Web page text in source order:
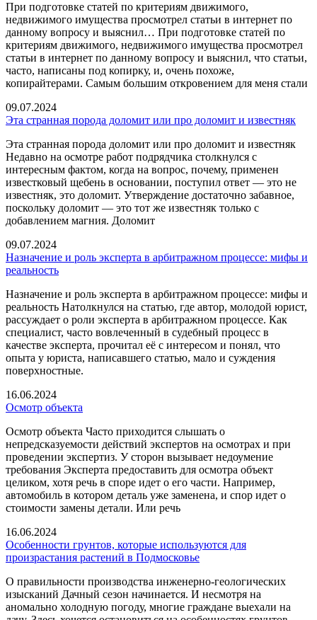
При подготовке статей по критериям движимого,
недвижимого имущества просмотрел статьи в интернет по
данному вопросу и выяснил… При подготовке статей по
критериям движимого, недвижимого имущества просмотрел
статьи в интернет по данному вопросу и выяснил, что статьи,
часто, написаны под копирку, и, очень похоже,
копирайтерами. Самым большим откровением для меня стали
09.07.2024
Эта странная порода доломит или про доломит и известняк
Эта странная порода доломит или про доломит и известняк
Недавно на осмотре работ подрядчика столкнулся с
интересным фактом, когда на вопрос, почему, применен
известковый щебень в основании, поступил ответ — это не
известняк, это доломит. Утверждение достаточно забавное,
поскольку доломит — это тот же известняк только с
добавлением магния. Доломит
09.07.2024
Назначение и роль эксперта в арбитражном процессе: мифы и
реальность
Назначение и роль эксперта в арбитражном процессе: мифы и
реальность Натолкнулся на статью, где автор, молодой юрист,
рассуждает о роли эксперта в арбитражном процессе. Как
специалист, часто вовлеченный в судебный процесс в
качестве эксперта, прочитал её с интересом и понял, что
опыта у юриста, написавшего статью, мало и суждения
поверхностные.
16.06.2024
Осмотр объекта
Осмотр объекта Часто приходится слышать о
непредсказуемости действий экспертов на осмотрах и при
проведении экспертиз. У сторон вызывает недоумение
требования Эксперта предоставить для осмотра объект
целиком, хотя речь в споре идет о его части. Например,
автомобиль в котором деталь уже заменена, и спор идет о
стоимости замены детали. Или речь
16.06.2024
Особенности грунтов, которые используются для
произрастания растений в Подмосковье
О правильности производства инженерно-геологических
изысканий Дачный сезон начинается. И несмотря на
аномально холодную погоду, многие граждане выехали на